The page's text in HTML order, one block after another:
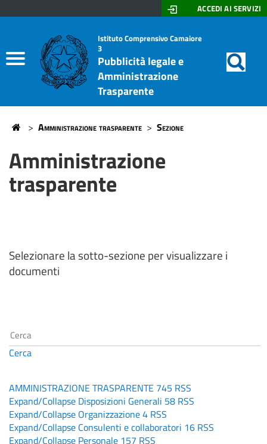
Albo On Line
Amministrazione trasparente
ACCEDI AI SERVIZI
Don
Lazzeri
-
Stagi
Istituto Comprensivo Camaiore
3
Pubblicità legale e
Amministrazione
Trasparente
di
Home
> Amministrazione trasparente > Sezione
Amministrazione
trasparente
Selezionare la sotto-sezione per visualizzare i
documenti
Cerca
AMMINISTRAZIONE TRASPARENTE 745 RSS
Expand/Collapse Disposizioni Generali 58 RSS
Expand/Collapse Organizzazione4 RSS
Expand/Collapse Consulenti e collaboratori 16 RSS
Expand/Collapse Personale 157 RSS